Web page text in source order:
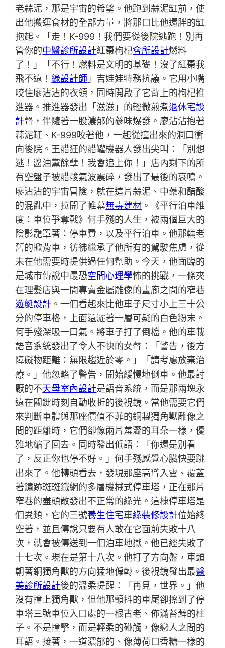
老蒜泥，那是宇宙的希望。他跑到蒜泥缸前，使
出他搬運食材的全部力量，將那口比他還胖的缸
抱起。「走！K-999！我們要從後院逃跑！別再
管你的中醫診所設計紅棗枸杞會所設計燃料
了！」「不行！燃料是文明的基礎！沒了紅棗我
飛不遠！綠設計師 」吉娃娃特務抗議。它用小嘴
咬住廖沾沾的衣領，同時開啟了它背上的枸杞推
進器。推進器發出「滋滋」的輕微煎煮退休宅設
計聲，伴隨著一股濃郁的蔘味爆發。廖沾沾抱著
蒜泥缸、K-999咬著他，一起從撞出來的洞口衝
向後院。王醋狂的醋罐機器人發出尖叫：「別想
逃！醬油黨餘孽！我會追上你！」店內剩下的所
有空盤子被醋酸氣波震碎，發出了最後的哀鳴。
廖沾沾的宇宙冒險，就在這片蒜泥、中藥和醋酸
的混亂中，拉開了帷幕無毒建材 。《平行泊車維
度：車位爭奪戰》何手殘的人生，被兩個巨大的
陰影籠罩著：停車費，以及平行泊車。他那輛老
舊的掀背車，彷彿繼承了他所有的駕駛焦慮，從
未在他需要時提供過任何幫助。今天，他面臨的
是城市傳說中最恐空間心理學怖的挑戰，一條夾
在理髮店與一間專賣金屬雕像的畫廊之間的窄巷
遊艇設計 。一個看起來比他車子尺寸小上三十公
分的停車格，上面還灑著一層可疑的白色粉末。
何手殘深吸一口氣。將車子打了倒檔。他的車載
語音系統發出了令人不快的女聲：「警告，後方
障礙物距離：無限趨近於零。」「請考慮放棄治
療。」他忽略了警告，開始緩慢地倒車。他最討
厭的不天母室內設計是語音系統，而是那兩塊永
遠在關鍵時刻自動收折的後視鏡。當他需要它們
來判斷車體與那座價值不菲的銅製獨角獸雕像之
間的距離時，它們卻像兩片羞澀的耳朵一樣，優
雅地縮了回去。同時發出低語：「你還是別看
了，反正你也停不好。」何手殘感覺心臟快要跳
出來了。他轉頭看去，發現那座高聳入雲、覆蓋
著鏽跡斑斑鐵網的多層機械式停車塔，正在那片
窄巷的盡頭散發出不正常的綠光。這棟停車塔是
個異類，它的三號養生住宅車綠裝修設計位始終
空著，並且傳說只要有人敢在它面前失敗十八
次，就會被傳送到一個泊車地獄。他已經失敗了
十七次。現在是第十八次。他打了方向盤，車頭
朝著銅獨角獸的方向猛地偏轉。後視鏡發出最醫
美診所設計後的溫柔提醒：「再見，世界。」他
沒有撞上獨角獸，但他那顫抖的車尾卻擦到了停
車塔三號車位入口處的一根古老、佈滿苔蘚的柱
子。不是撞擊，而是輕柔的碰觸，像戀人之間的
耳語。接著，一道濃郁的、像薄荷口香糖一樣的